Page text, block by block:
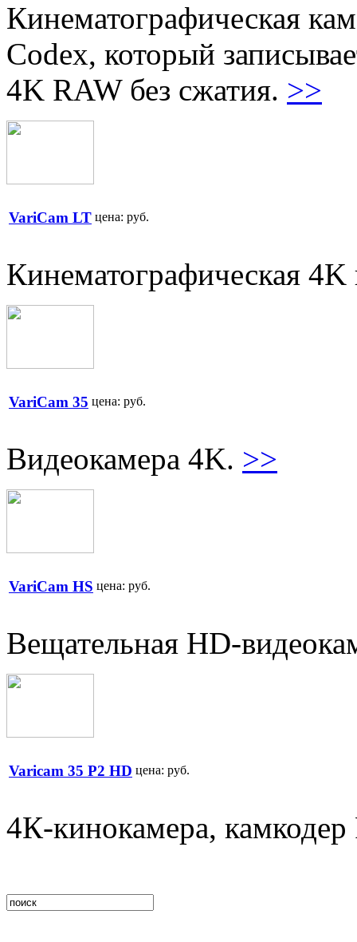
Кинематографическая
Codex, который
4K RAW без сжатия. >>
VariCam LT цена: руб.
Кинематографическая
VariCam 35 цена: руб.
Видеокамера 4K. >>
VariCam HS цена: руб.
Вещательная HD-
Varicam 35 Р2 HD цена: руб.
4К-кинокамера,